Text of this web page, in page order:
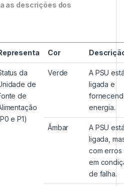
as descrições dos
Cor
da
de
de
e P1)
Verde
A PSU
ligada e
energia.
Âmbar
A PSU
ligada,
com erros
em
de falha.